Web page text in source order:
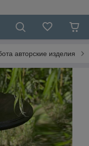
авторские изделия